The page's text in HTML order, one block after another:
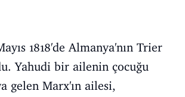
1818'de Almanya'nın Trier
Yahudi bir ailenin çocuğu
gelen Marx'ın ailesi,